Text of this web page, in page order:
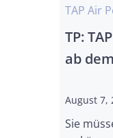
TAP Air
TP:
ab
August 7,
Sie